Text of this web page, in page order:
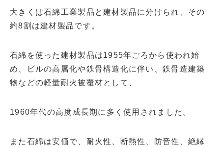
大きくは石綿工業製品と建材製品に分けられ、その
約8割は建材製品です。
石綿を使った建材製品は1955年ごろから使われ始
め、ビルの高層化や鉄骨構造化に伴い、鉄骨造建築
物などの軽量耐火被覆材として、
1960年代の高度成長期に多く使用されました。
また石綿は安価で、耐火性、断熱性、防音性、絶縁